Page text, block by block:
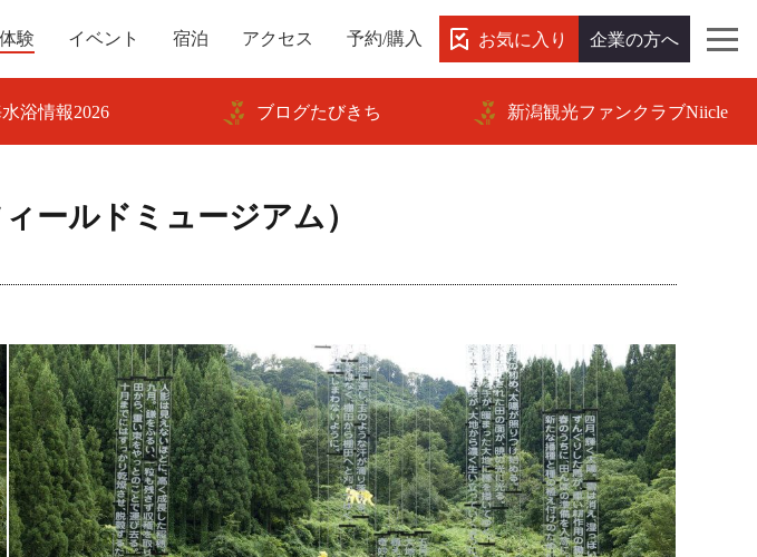
体験 イベント 宿泊 アクセス 予約/購入 お気に入り 企業の方へ
浴情報2026 ブログたびきち 新潟観光ファンクラブNiicle
ールドミュージアム）